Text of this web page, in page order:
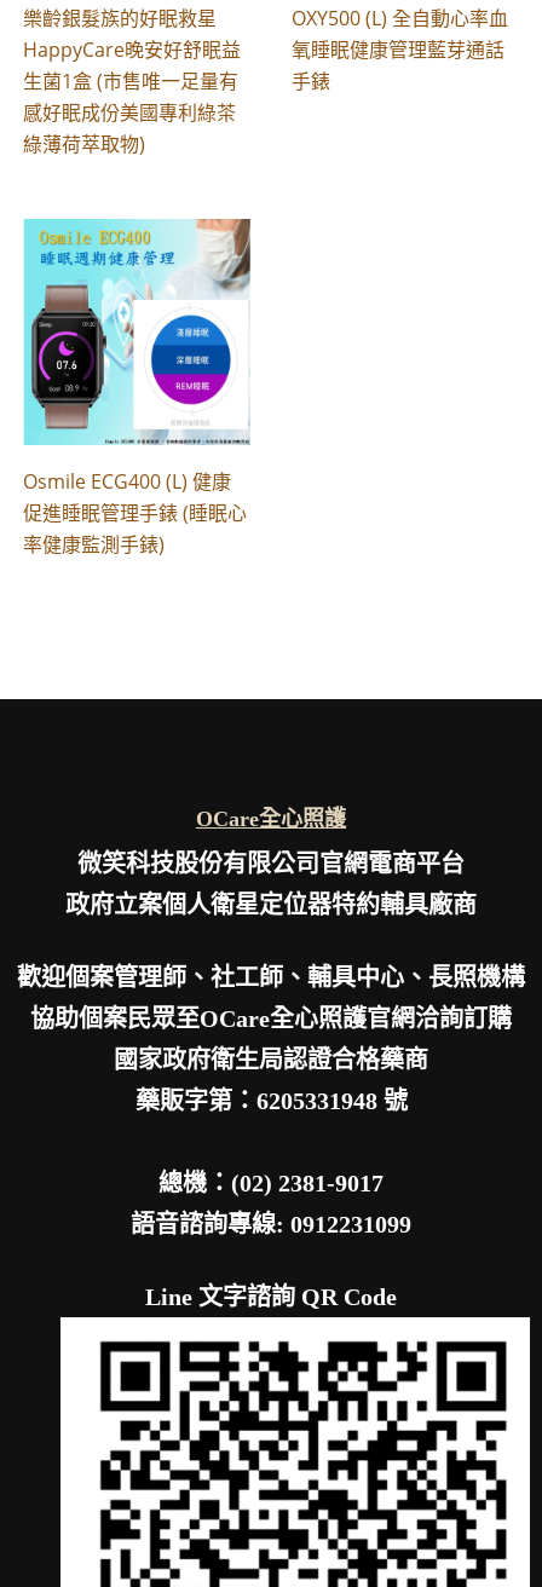
樂齡銀髮族的好眠救星
HappyCare晚安好舒眠益
生菌1盒 (市售唯一足量有
感好眠成份美國專利綠茶
綠薄荷萃取物)
OXY500 (L) 全自動心率血
氧睡眠健康管理藍芽通話
手錶
Osmile ECG400 (L) 健康
促進睡眠管理手錶 (睡眠心
率健康監測手錶)
OCare全心照護
微笑科技股份有限公司官網電商平台
政府立案個人衛星定位器特約輔具廠商
歡迎個案管理師、社工師、輔具中心、長照機構
協助個案民眾至OCare全心照護官網洽詢訂購
國家政府衛生局認證合格藥商
藥販字第：6205331948 號
總機：(02) 2381-9017
語音諮詢專線: 0912231099
Line 文字諮詢 QR Code